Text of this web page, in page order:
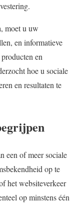
moet u uw
en informatieve
en
hoe u sociale
en resultaten te
een of meer sociale
op te
het websiteverkeer
op minstens één